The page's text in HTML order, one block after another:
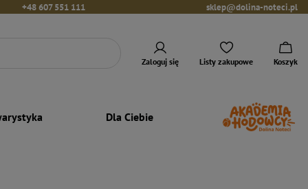
+48 607 551 111 sklep@dolina-noteci.pl
Zaloguj się Listy zakupowe Koszyk
Dla Ciebie